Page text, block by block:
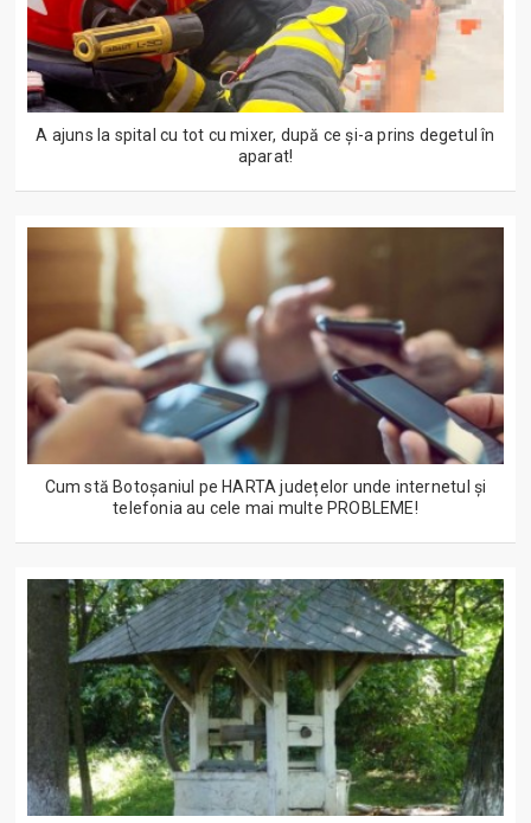
A ajuns la spital cu tot cu mixer, după ce și-a prins degetul în
aparat!
Cum stă Botoșaniul pe HARTA județelor unde internetul și
telefonia au cele mai multe PROBLEME!